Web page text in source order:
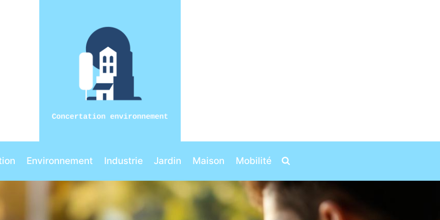
Environnement Industrie Jardin Maison Mobilité